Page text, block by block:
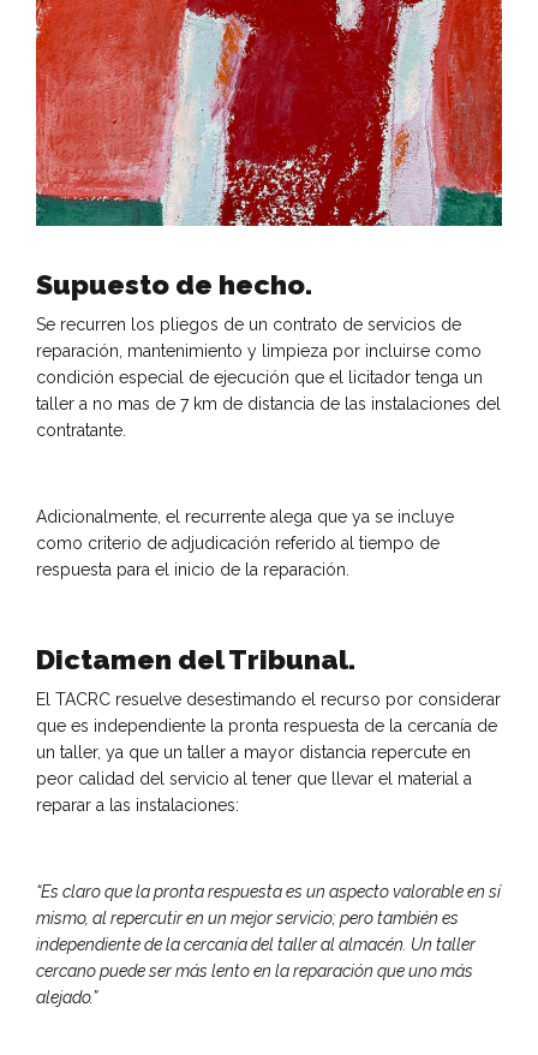
Supuesto de hecho.
Se recurren los pliegos de un contrato de servicios de
reparación, mantenimiento y limpieza por incluirse como
condición especial de ejecución que el licitador tenga un
taller a no mas de 7 km de distancia de las instalaciones del
contratante.
Adicionalmente, el recurrente alega que ya se incluye
como criterio de adjudicación referido al tiempo de
respuesta para el inicio de la reparación.
Dictamen del Tribunal.
El TACRC resuelve desestimando el recurso por considerar
que es independiente la pronta respuesta de la cercanía de
un taller, ya que un taller a mayor distancia repercute en
peor calidad del servicio al tener que llevar el material a
reparar a las instalaciones:
“Es claro que la pronta respuesta es un aspecto valorable en sí
mismo, al repercutir en un mejor servicio; pero también es
independiente de la cercanía del taller al almacén. Un taller
cercano puede ser más lento en la reparación que uno más
alejado.”